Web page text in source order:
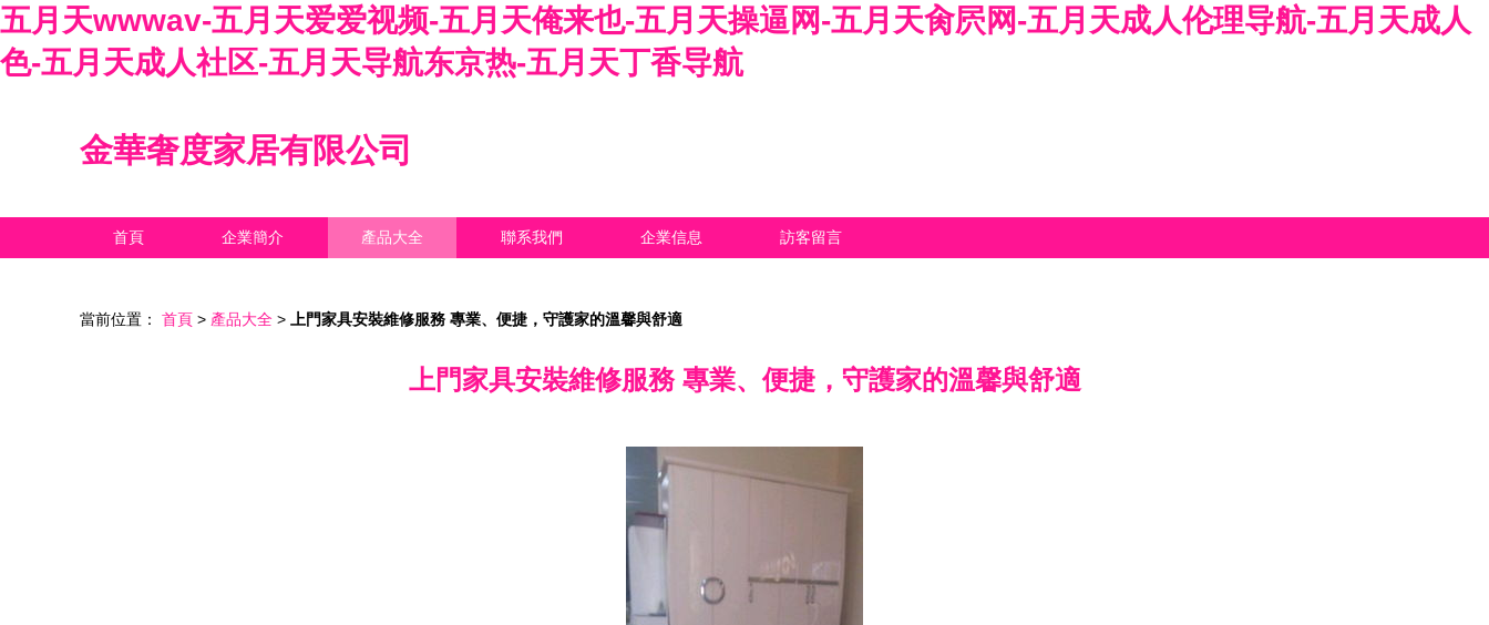
五月天wwwav-五月天爱爱视频-五月天俺来也-五月天操逼网-五月天肏屄网-五月天成人伦理导航-五月天成人
色-五月天成人社区-五月天导航东京热-五月天丁香导航
金華奢度家居有限公司
首頁 企業簡介 產品大全 聯系我們 企業信息 訪客留言
當前位置： 首頁 > 產品大全 > 上門家具安裝維修服務 專業、便捷，守護家的溫馨與舒適
上門家具安裝維修服務 專業、便捷，守護家的溫馨與舒適